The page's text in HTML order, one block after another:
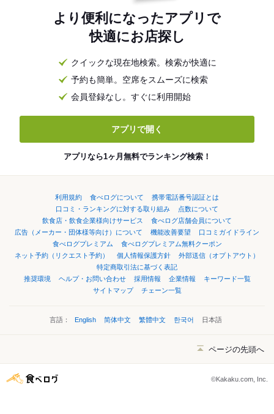
より便利になったアプリで
快適にお店探し
クイックな現在地検索。検索が快適に
予約も簡単。空席をスムーズに検索
会員登録なし。すぐに利用開始
アプリで開く
アプリなら1ヶ月無料でランキング検索！
利用規約 食べログについて
携帯電話番号認証とは
口コミ・ランキングに対する取り組み
点数について
飲食店・飲食企業様向けサービス
食べログ店舗会員について
広告（メーカー・団体様等向け）について
機能改善要望
口コミガイドライン
食べログプレミアム
食べログプレミアム無料クーポン
ネット予約（リクエスト予約）
個人情報保護方針
外部送信（オプトアウト）
特定商取引法に基づく表記
推奨環境
ヘルプ・お問い合わせ 採用情報 企業情報
キーワード一覧
サイトマップ
チェーン一覧
言語： English 简体中文 繁體中文 한국어 日本語
ページの先頭へ
©Kakaku.com, Inc.